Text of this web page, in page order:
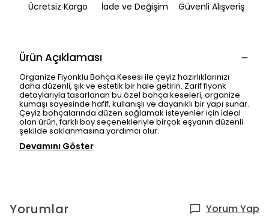
Ücretsiz Kargo İade ve Değişim Güvenli Alışveriş
Ürün Açıklaması
Organize Fiyonklu Bohça Kesesi ile çeyiz hazırlıklarınızı
daha düzenli, şık ve estetik bir hale getirin. Zarif fiyonk
detaylarıyla tasarlanan bu özel bohça keseleri, organize
kumaşı sayesinde hafif, kullanışlı ve dayanıklı bir yapı sunar.
Çeyiz bohçalarında düzen sağlamak isteyenler için ideal
olan ürün, farklı boy seçenekleriyle birçok eşyanın düzenli
şekilde saklanmasına yardımcı olur.
Devamını Göster
Yorumlar Yorum Yap